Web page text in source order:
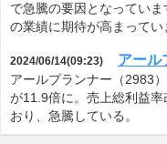
で急騰の要因となってい
の業績に期待が高まってい
2024/06/14(09:23) アール
アールプランナー（2983
が11.9倍に。売上総利益
おり、急騰している。